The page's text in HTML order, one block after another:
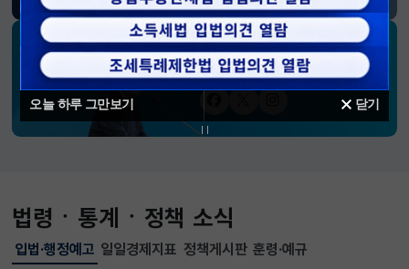
오늘 하루 그만보기 닫기
소통하는 경제 리더 구윤철 장관의
SNS 채널
법령ㆍ통계ㆍ정책 소식
입법·행정예고
선택됨
일일경제지표 정책게시판 훈령·예규